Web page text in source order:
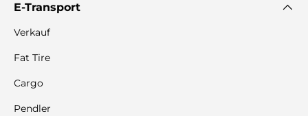
E-Transport
Verkauf
Fat Tire
Cargo
Pendler